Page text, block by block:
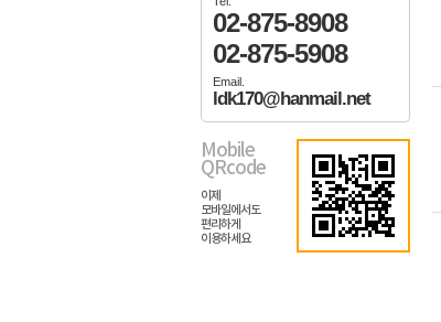
02-875-8908
02-875-5908
Email.
ldk170@hanmail.net
Mobile
QRcode
이제
모바일에서도
편리하게
이용하세요